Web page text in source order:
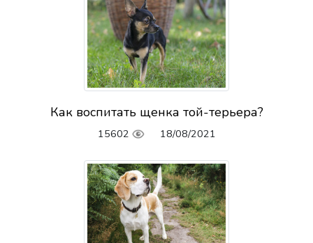
Как воспитать щенка той-терьера?
15602 18/08/2021